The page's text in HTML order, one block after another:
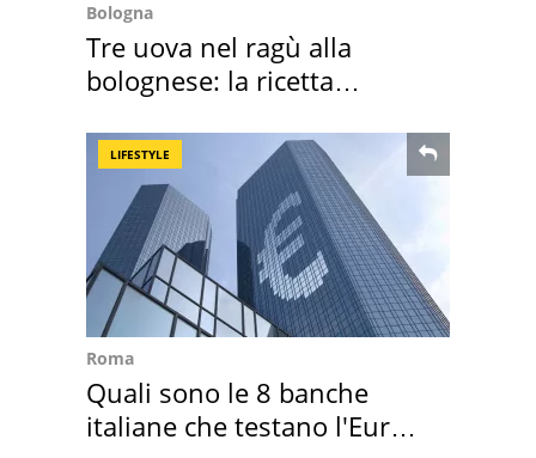
Bologna
Tre uova nel ragù alla
bolognese: la ricetta
LIFESTYLE
Roma
Quali sono le 8 banche
italiane che testano l'Euro